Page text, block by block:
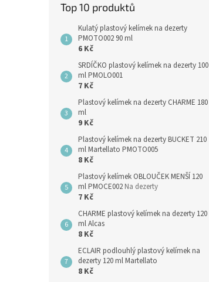
Top 10 produktů
Kulatý plastový kelímek na dezerty
PMOTO002 90 ml
6 Kč
SRDÍČKO plastový kelímek na dezerty 100
ml PMOLO001
7 Kč
Plastový kelímek na dezerty CHARME 180
ml
9 Kč
Plastový kelímek na dezerty BUCKET 210
ml Martellato PMOTO005
8 Kč
Plastový kelímek OBLOUČEK MENŠÍ 120
ml PMOCE002 Na dezerty
7 Kč
CHARME plastový kelímek na dezerty 120
ml Alcas
8 Kč
ECLAIR podlouhlý plastový kelímek na
dezerty 120 ml Martellato
8 Kč